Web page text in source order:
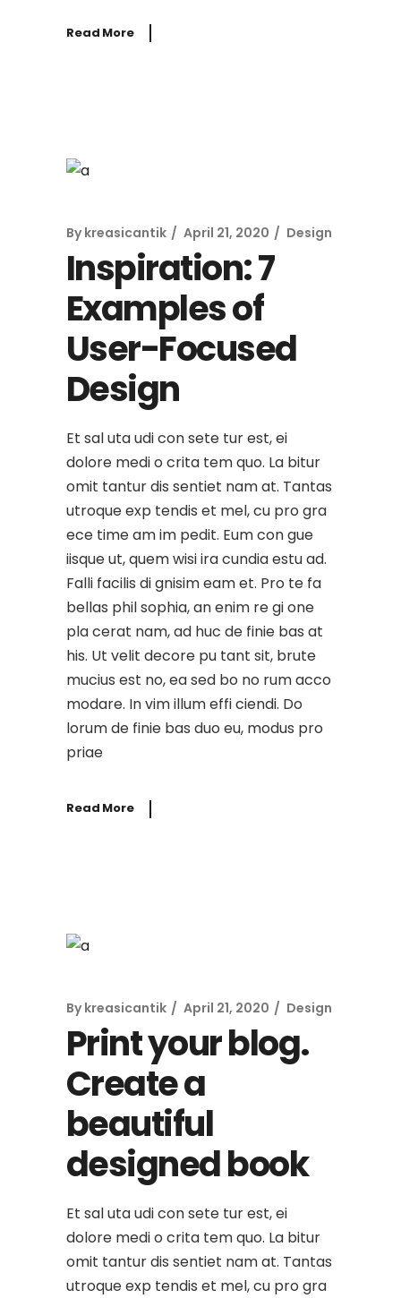
Read More
By kreasicantik April 21, 2020 Design
Inspiration: 7
Examples of
User-Focused
Design
Et sal uta udi con sete tur est, ei
dolore medi o crita tem quo. La bitur
omit tantur dis sentiet nam at. Tantas
utroque exp tendis et mel, cu pro gra
ece time am im pedit. Eum con gue
iisque ut, quem wisi ira cundia estu ad.
Falli facilis di gnisim eam et. Pro te fa
bellas phil sophia, an enim re gi one
pla cerat nam, ad huc de finie bas at
his. Ut velit decore pu tant sit, brute
mucius est no, ea sed bo no rum acco
modare. In vim illum effi ciendi. Do
lorum de finie bas duo eu, modus pro
priae
Read More
By kreasicantik April 21, 2020 Design
Print your blog.
Create a
beautiful
designed book
Et sal uta udi con sete tur est, ei
dolore medi o crita tem quo. La bitur
omit tantur dis sentiet nam at. Tantas
utroque exp tendis et mel, cu pro gra